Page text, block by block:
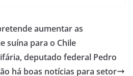
aumentar as
suína para o Chile
deputado federal Pedro
há boas notícias para setor